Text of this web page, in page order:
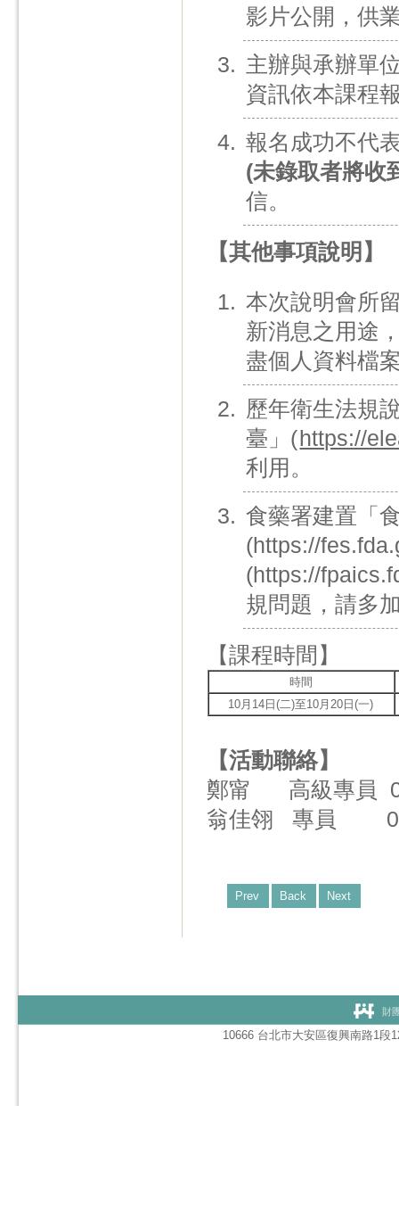
影片公開，供
主辦與承辦單
資訊依本課程
報名成功不代
(未錄取者將收
信。
【其他事項說明】
本次說明會所
新消息之用途
盡個人資料檔
歷年衛生法規
臺」( https://
利用。
食藥署建置「
(https://
(https://
規問題，請多
【課程時間】
時間
10月14日(二)至10月20日(一)
【活動聯絡】
鄭甯 高級專員
翁佳翎 專員 02-
Prev Back Next
財
10666 台北市大安區復興南路1段